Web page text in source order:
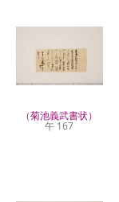
（菊池義武書状）
午 167